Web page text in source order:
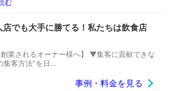
む
店でも大手に勝てる！私たちは飲食店
創業されるオーナー様へ】 ▼集客に貢献できな
集客方法”を日...
事例・料金を見る